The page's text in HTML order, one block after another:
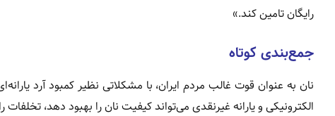
رایگان تامین کند.»
جمع‌بندی کوتاه
نان به عنوان قوت غالب مردم ایران، با مشکلاتی نظیر کمبود آرد
الکترونیکی و یارانه غیرنقدی می‌تواند کیفیت نان را بهبود دهد،